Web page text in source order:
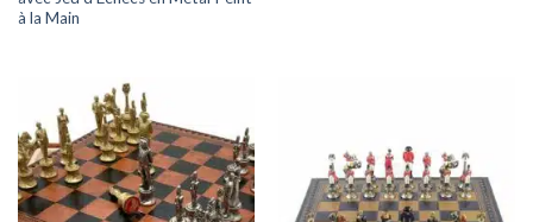
à la Main